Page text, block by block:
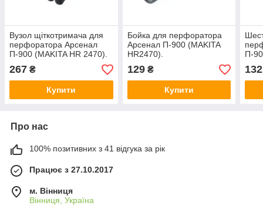
Вузол щіткотримача для
перфоратора Арсенал
П-900 (MAKITA HR 2470).
267 ₴
Купити
Бойка для перфоратора
Арсенал П-900 (MAKITA
HR2470).
129₴
Купити
П-
132
Про нас
100% позитивних з 41 відгука за рік
Працює з 27.10.2017
м. Вінниця
Вінниця, Україна